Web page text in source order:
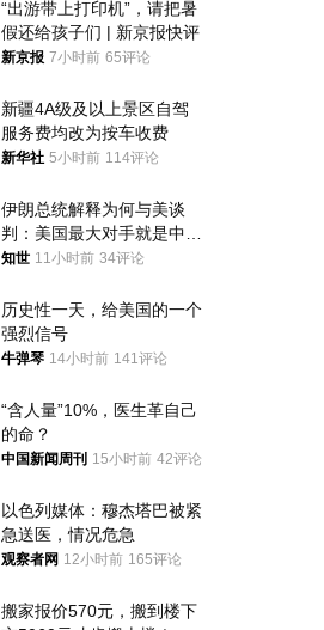
“出游带上打印机”，请把暑
假还给孩子们 | 新京报快评
新京报 7小时前 65评论
新疆4A级及以上景区自驾
服务费均改为按车收费
新华社 5小时前 114评论
伊朗总统解释为何与美谈
判：美国最大对手就是中
国，但他们也在对话
知世 11小时前 34评论
历史性一天，给美国的一个
强烈信号
牛弹琴 14小时前 141评论
“含人量”10%，医生革自己
的命？
中国新闻周刊 15小时前 42评论
以色列媒体：穆杰塔巴被紧
急送医，情况危急
观察者网 12小时前 165评论
搬家报价570元，搬到楼下